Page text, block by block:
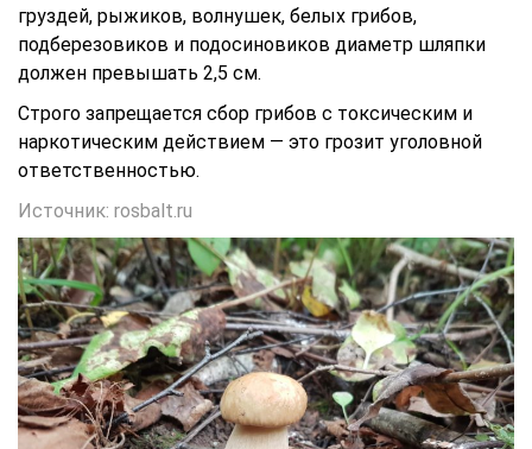
груздей, рыжиков, волнушек, белых грибов,
подберезовиков и подосиновиков диаметр шляпки
должен превышать 2,5 см.
Строго запрещается сбор грибов с токсическим и
наркотическим действием — это грозит уголовной
ответственностью.
Источник: rosbalt.ru